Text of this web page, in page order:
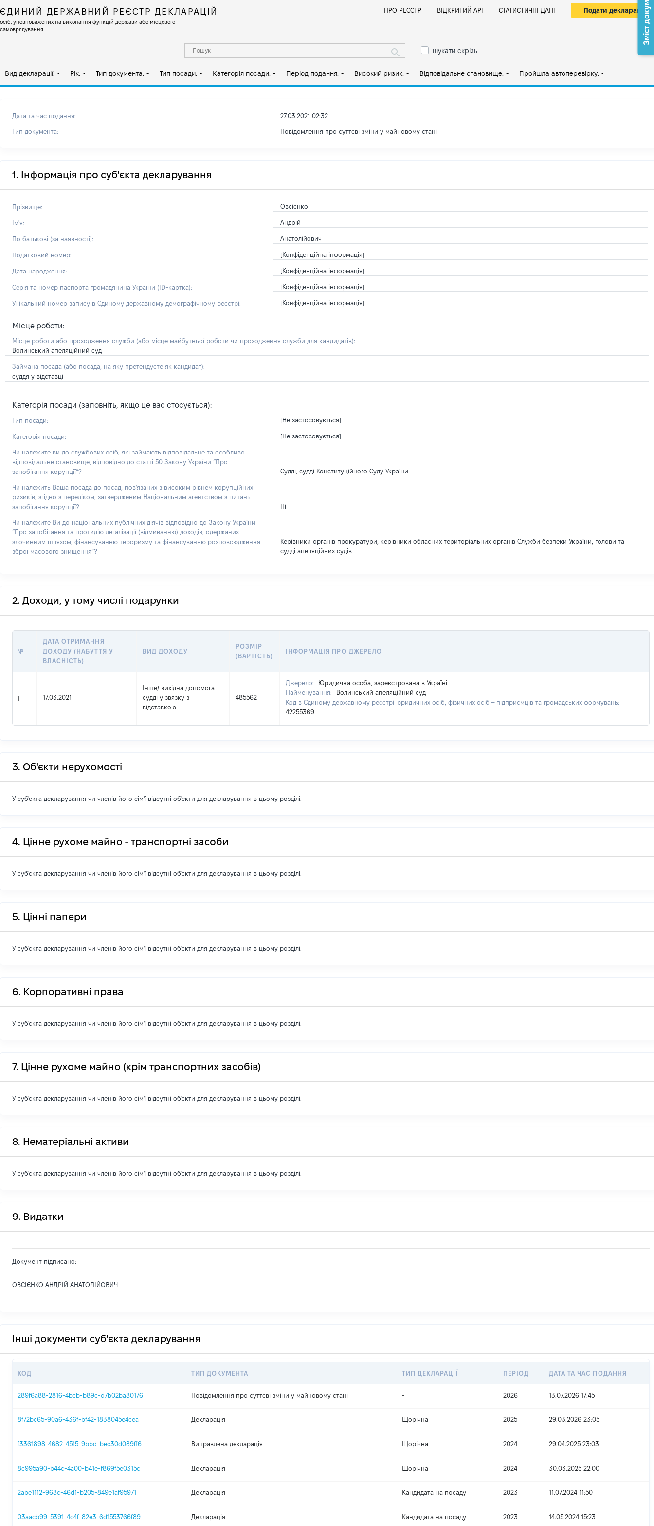
ЄДИНИЙ ДЕРЖАВНИЙ РЕЄСТР ДЕКЛАРАЦІЙ
осіб, уповноважених на виконання функцій держави або місцевого
самоврядування
ПРО РЕЄСТР ВІДКРИТИЙ АРІ СТАТИСТИЧНІ ДАНІ Подати декларацію
шукати скрізь
Вид декларації: Рік: Тип документа: Тип посади: Категорія посади: Період подання: Високий ризик: Відповідальне становище: Пройшла автоперевірку:
Дата та час подання: 27.03.2021 02:32
Тип документа: Повідомлення про суттєві зміни y майновому стані
1. Інформація про суб'єкта декларування
Прізвище: Овсієнко
Ім'я: Андрій
По батькові (за наявності): Анатолійович
Податковий номер: [Конфіденційна інформація]
Дата народження: [Конфіденційна інформація]
Серія та номер паспорта громадянина України (ID-картка): [Конфіденційна інформація]
Унікальний номер запису в Єдиному державному демографічному реєстрі: [Конфіденційна інформація]
Місце роботи:
Місце роботи або проходження служби (або місце майбутньої роботи чи проходження служби для кандидатів):
Волинський апеляційний суд
Займана посада (або посада, на яку претендуєте як кандидат):
суддя у відставці
Категорія посади (заповніть, якщо це вас стосується):
Тип посади: [Не застосовується]
Категорія посади: [Не застосовується]
Чи належите ви до службових осіб, які займають відповідальне та особливо
відповідальне становище, відповідно до статті 50 Закону України “Про
запобігання корупції”?
Судді, судді Конституційного Суду України
Чи належить Ваша посада до посад, пов'язаних з високим рівнем корупційних
ризиків, згідно з переліком, затвердженим Національним агентством з питань
запобігання корупції?
Ні
Чи належите Ви до національних публічних діячів відповідно до Закону України
“Про запобігання та протидію легалізації (відмиванню) доходів, одержаних
злочинним шляхом, фінансуванню тероризму та фінансуванню розповсюдження
зброї масового знищення”?
Керівники органів прокуратури, керівники обласних територіальних органів Служби безпеки України, голови та
судді апеляційних судів
2. Доходи, у тому числі подарунки
№
ДАТА ОТРИМАННЯ
ДОХОДУ (НАБУТТЯ У
ВЛАСНІСТЬ)
ВИД ДОХОДУ
РОЗМІР
(ВАРТІСТЬ)
ІНФОРМАЦІЯ ПРО ДЖЕРЕЛО
1 17.03.2021
Інше/ вихідна допомога
судді у звязку з
відставкою
485562
Джерело:
Юридична особа, зареєстрована в Україні
Найменування:
Волинський апеляційний суд
Код в Єдиному державному реєстрі юридичних осіб, фізичних осіб – підприємців та громадських формувань:
42255369
3. Об'єкти нерухомості
У суб'єкта декларування чи членів його сім'ї відсутні об'єкти для декларування в цьому розділі.
4. Цінне рухоме майно - транспортні засоби
У суб'єкта декларування чи членів його сім'ї відсутні об'єкти для декларування в цьому розділі.
5. Цінні папери
У суб'єкта декларування чи членів його сім'ї відсутні об'єкти для декларування в цьому розділі.
6. Корпоративні права
У суб'єкта декларування чи членів його сім'ї відсутні об'єкти для декларування в цьому розділі.
7. Цінне рухоме майно (крім транспортних засобів)
У суб'єкта декларування чи членів його сім'ї відсутні об'єкти для декларування в цьому розділі.
8. Нематеріальні активи
У суб'єкта декларування чи членів його сім'ї відсутні об'єкти для декларування в цьому розділі.
9. Видатки
Документ підписано:
ОВСІЄНКО АНДРІЙ АНАТОЛІЙОВИЧ
Зміст документа
Інші документи суб'єкта декларування
КОД ТИП ДОКУМЕНТА ТИП ДЕКЛАРАЦІЇ ПЕРІОД ДАТА ТА ЧАС ПОДАННЯ
289f6a88-2816-4bcb-b89c-d7b02ba80176 Повідомлення про суттєві зміни y майновому стані - 2026 13.07.2026 17:45
8f72bc65-90a6-436f-bf42-1838045e4cea Декларація Щорічна 2025 29.03.2026 23:05
f3361898-4682-4515-9bbd-bec30d089ff6 Виправлена декларація Щорічна 2024 29.04.2025 23:03
8c995a90-b44c-4a00-b41e-f869f5e0315c Декларація Щорічна 2024 30.03.2025 22:00
2abe1112-968c-46d1-b205-849e1af95971 Декларація Кандидата на посаду 2023 11.07.2024 11:50
03aacb99-5391-4c4f-82e3-6d1553766f89 Декларація Кандидата на посаду 2023 14.05.2024 15:23